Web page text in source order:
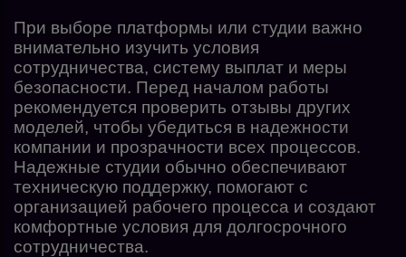
При выборе платформы или студии важно
внимательно изучить условия
сотрудничества, систему выплат и меры
безопасности. Перед началом работы
рекомендуется проверить отзывы других
моделей, чтобы убедиться в надежности
компании и прозрачности всех процессов.
Надежные студии обычно обеспечивают
техническую поддержку, помогают с
организацией рабочего процесса и создают
комфортные условия для долгосрочного
сотрудничества.